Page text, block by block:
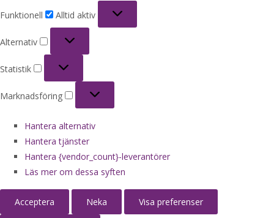
Funktionell
Alltid aktiv
Alternativ
Statistik
Marknadsföring
Hantera alternativ
Hantera tjänster
Hantera {vendor_count}-leverantörer
Läs mer om dessa syften
Acceptera Neka Visa preferenser